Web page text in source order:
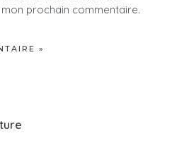
prochain commentaire.